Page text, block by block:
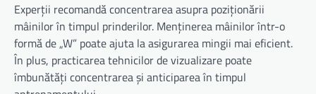
Experții recomandă concentrarea asupra poziționării
mâinilor în timpul prinderilor. Menținerea mâinilor într-o
formă de „W” poate ajuta la asigurarea mingii mai eficient.
În plus, practicarea tehnicilor de vizualizare poate
îmbunătăți concentrarea și anticiparea în timpul